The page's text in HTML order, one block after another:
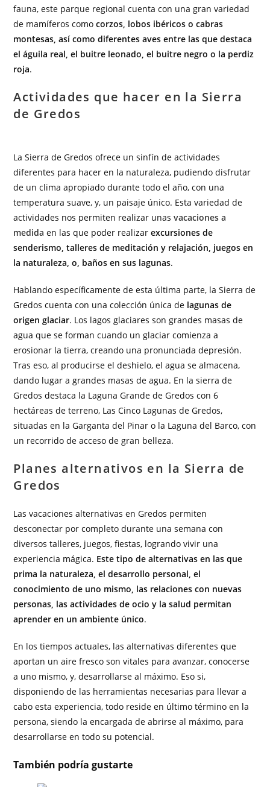
fauna, este parque regional cuenta con una gran variedad
de mamíferos comocorzos, lobos ibéricos o cabras
montesas, así como diferentes aves entre las que destaca
el águila real, el buitre leonado, el buitre negro o la perdiz
roja.
Actividades que hacer en la Sierra
de Gredos
La Sierra de Gredos ofrece un sinfín de actividades
diferentes para hacer en la naturaleza, pudiendo disfrutar
de un clima apropiado durante todo el año, con una
temperatura suave, y, un paisaje único. Esta variedad de
actividades nos permiten realizar unasvacaciones a
medida en las que poder realizar excursiones de
senderismo, talleres de meditación y relajación, juegos en
la naturaleza, o, baños en sus lagunas.
Hablando específicamente de esta última parte, la Sierra de
Gredos cuenta con una colección única de lagunas de
origen glaciar. Los lagos glaciares son grandes masas de
agua que se forman cuando un glaciar comienza a
erosionar la tierra, creando una pronunciada depresión.
Tras eso, al producirse el deshielo, el agua se almacena,
dando lugar a grandes masas de agua. En la sierra de
Gredos destaca la Laguna Grande de Gredos con 6
hectáreas de terreno, Las Cinco Lagunas de Gredos,
situadas en la Garganta del Pinar o la Laguna del Barco, con
un recorrido de acceso de gran belleza.
Planes alternativos en la Sierra de
Gredos
Las vacaciones alternativas en Gredos permiten
desconectar por completo durante una semana con
diversos talleres, juegos, fiestas, logrando vivir una
experiencia mágica. Este tipo de alternativas en las que
prima la naturaleza, el desarrollo personal, el
conocimiento de uno mismo, las relaciones con nuevas
personas, las actividades de ocio y la salud permitan
aprender en un ambiente único.
En los tiempos actuales, las alternativas diferentes que
aportan un aire fresco son vitales para avanzar, conocerse
a uno mismo, y, desarrollarse al máximo. Eso si,
disponiendo de las herramientas necesarias para llevar a
cabo esta experiencia, todo reside en último término en la
persona, siendo la encargada de abrirse al máximo, para
desarrollarse en todo su potencial.
También podría gustarte